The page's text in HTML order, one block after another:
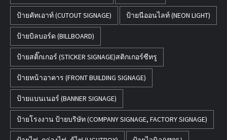
ป้ายคัทเอาท์ (CUTOUT SIGNAGE) ป้ายนีออนไลท์ (NEON LIGHT)
ป้ายบิลบอร์ด (BILLBOARD)
ป้ายสติ๊กเกอร์ (STICKER SIGNAGE)สติกเกอร์ซีทรู
ป้ายหน้าอาคาร (FRONT BUILDING SIGNAGE)
ป้ายแบนเนอร์ (BANNER SIGNAGE)
ป้ายโรงงาน ป้ายบริษัท (COMPANY SIGNAGE, FACTORY SIGNAGE)